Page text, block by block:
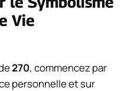
Vie
270, commencez par
personnelle et sur